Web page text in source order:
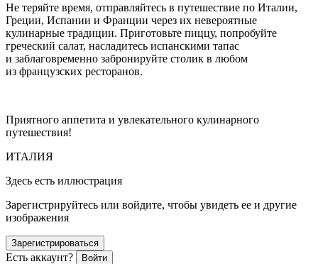
Не теряйте время, отправляйтесь в путешествие по Италии,
Греции, Испании и Франции через их невероятные
кулинарные традиции. Приготовьте пиццу, попробуйте
греческий салат, насладитесь испанскими тапас
и заблаговременно забронируйте столик в любом
из французских ресторанов.
Приятного аппетита и увлекательного кулинарного
путешествия!
ИТАЛИЯ
Здесь есть иллюстрация
Зарегистрируйтесь или войдите, чтобы увидеть ее и другие
изображения
Зарегистрироваться
Есть аккаунт? Войти